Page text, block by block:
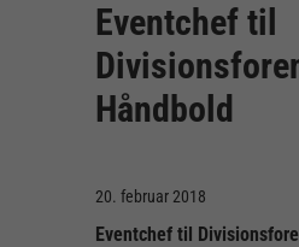
Eventchef til
Håndbold
20. februar 2018
Eventchef til